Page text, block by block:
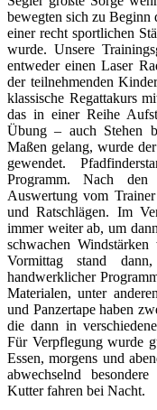
bewegten sich zu Beginn
einer recht sportlichen
wurde. Unsere
entweder einen Laser
der teilnehmenden
klassische Regattakurs
das in einer Reihe
Übung – auch Stehen
Maßen gelang, wurde
gewendet.
Programm. Nach den
Auswertung vom
und Ratschlägen. Im
immer weiter ab, um
schwachen
Vormittag stand
handwerklicher
Materialen, unter
und Panzertape haben
die dann in
Für Verpflegung wurde
Essen, morgens und
abwechselnd
Kutter fahren bei Nacht.